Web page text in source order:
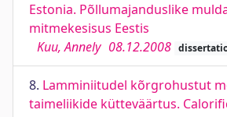
Estonia. Põllumajanduslike
mitmekesisus Eestis
Kuu, Annely 08.12.2008
8. Lamminiitudel kõrgrohustut
taimeliikide kütteväärtus.